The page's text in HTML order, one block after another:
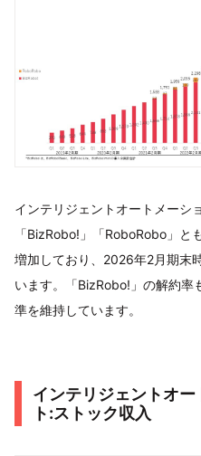
インテリジェントオートメーシ
「BizRobo!」「RoboRobo」と
増加しており、2026年2月期末
います。「BizRobo!」の解約
準を維持しています。
インテリジェントオ
ト:ストック収入